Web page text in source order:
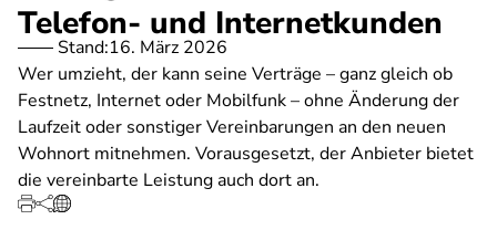
Telefon- und Internetkunden
Stand:16. März 2026
Wer umzieht, der kann seine Verträge – ganz gleich ob
Festnetz, Internet oder Mobilfunk – ohne Änderung der
Laufzeit oder sonstiger Vereinbarungen an den neuen
Wohnort mitnehmen. Vorausgesetzt, der Anbieter bietet
die vereinbarte Leistung auch dort an.